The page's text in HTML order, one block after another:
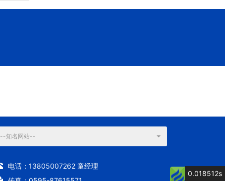
--知名网站--
电话：13805007262 童经理
传真：0595-87615571
0.018512s